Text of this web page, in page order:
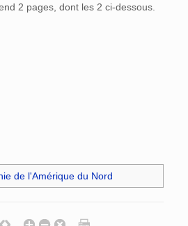
2 pages, dont les 2 ci-dessous.
de l'Amérique du Nord